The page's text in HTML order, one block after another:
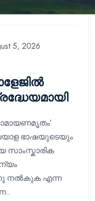
5, 2026
ഭാഷയുടെയും
സാംസ്കാരിക
നൽകുക എന്ന